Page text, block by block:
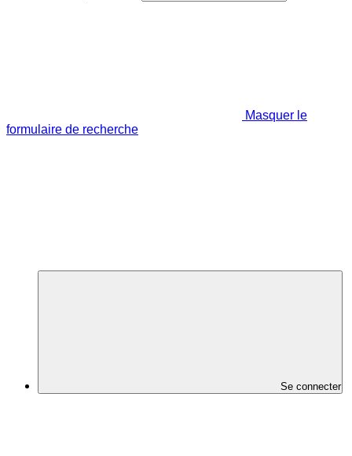
Masquer le
formulaire de recherche
Se connecter